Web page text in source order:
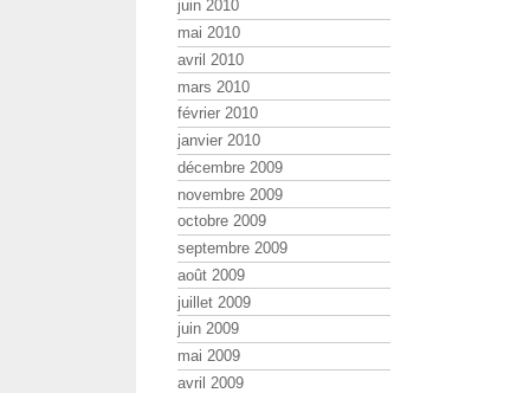
juin 2010
mai 2010
avril 2010
mars 2010
février 2010
janvier 2010
décembre 2009
novembre 2009
octobre 2009
septembre 2009
août 2009
juillet 2009
juin 2009
mai 2009
avril 2009